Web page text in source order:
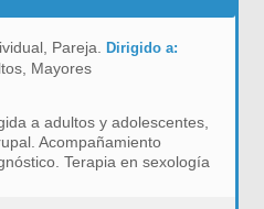
Pareja.Dirigido a:
Mayores
a adultos y adolescentes,
Acompañamiento
Terapia en sexología